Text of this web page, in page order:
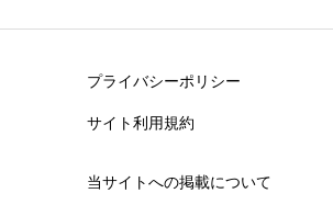
プライバシーポリシー
サイト利用規約
当サイトへの掲載について